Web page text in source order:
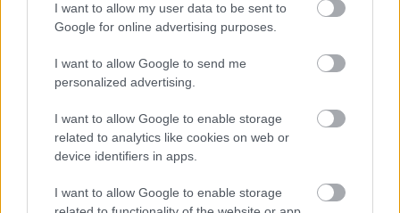
I want to allow my user data to be sent to
Google for online advertising purposes.
I want to allow Google to send me
personalized advertising.
I want to allow Google to enable storage
related to analytics like cookies on web or
device identifiers in apps.
I want to allow Google to enable storage
Vagyonvisszaszerzés: amikor a pénz
gyorsabban fut, mint a jog
2026. júl. 21.